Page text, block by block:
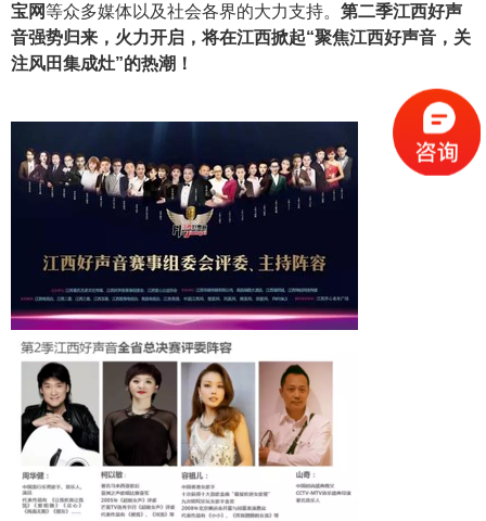
宝网等众多媒体以及社会各界的大力支持。 第二季江西好声
音强势归来，火力开启，将在江西掀起“聚焦江西好声音，关
注风田集成灶”的热潮！